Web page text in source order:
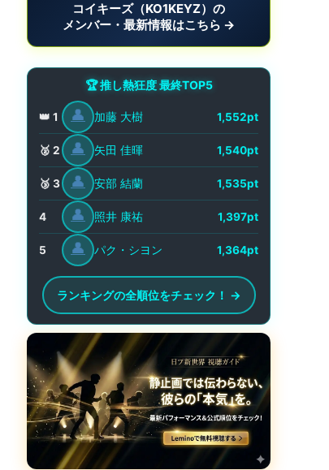
コイキーズ（KO1KEYZ）の
メンバー・最新情報はこちら →
🏆 推し熱狂度 最終TOP5
👑 1 👤 加藤 大樹 1,552pt
🥈 2 👤 矢田 佳暉 1,540pt
🥉 3 👤 安部 結蘭 1,535pt
4 👤 照井 康祐 1,397pt
5 👤 パク・シヨン 1,364pt
ランキングの全順位をチェック！ →